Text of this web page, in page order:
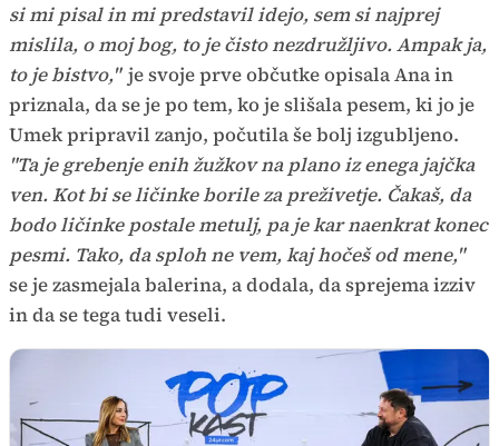
si mi pisal in mi predstavil idejo, sem si najprej
mislila, o moj bog, to je čisto nezdružljivo. Ampak ja,
to je bistvo," je svoje prve občutke opisala Ana in
priznala, da se je po tem, ko je slišala pesem, ki jo je
Umek pripravil zanjo, počutila še bolj izgubljeno.
"Ta je grebenje enih žužkov na plano iz enega jajčka
ven. Kot bi se ličinke borile za preživetje. Čakaš, da
bodo ličinke postale metulj, pa je kar naenkrat konec
pesmi. Tako, da sploh ne vem, kaj hočeš od mene,"
se je zasmejala balerina, a dodala, da sprejema izziv
in da se tega tudi veseli.